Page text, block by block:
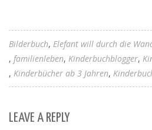
Bilderbuch Elefant will durch die
familienleben Kinderbuchblogger
Kinderbücher ab 3 Jahren
LEAVE A REPLY